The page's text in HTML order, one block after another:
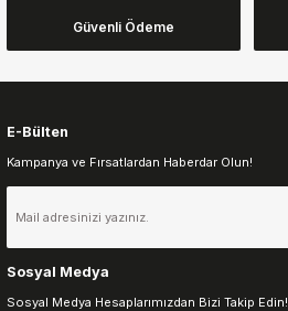
Güvenli Ödeme
E-Bülten
Kampanya ve Fırsatlardan Haberdar Olun!
Sosyal Medya
Sosyal Medya Hesaplarımızdan Bizi Takip Edin!